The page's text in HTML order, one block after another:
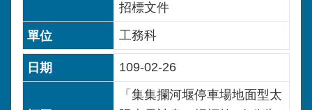
招標文件
工務科
109-02-26
「集集攔河堰停車場地面型太